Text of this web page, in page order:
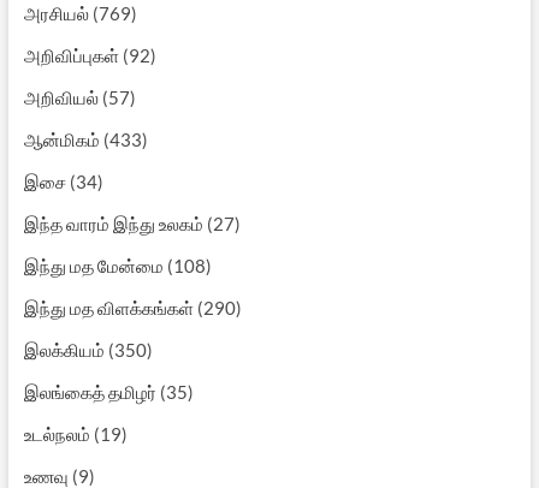
அரசியல்(769)
அறிவிப்புகள்(92)
அறிவியல்(57)
ஆன்மிகம் (433)
இசை(34)
இந்த வாரம் இந்து உலகம் (27)
இந்து மத மேன்மை (108)
இந்து மத விளக்கங்கள்(290)
இலக்கியம் (350)
இலங்கைத் தமிழர் (35)
உடல்நலம் (19)
உணவு (9)